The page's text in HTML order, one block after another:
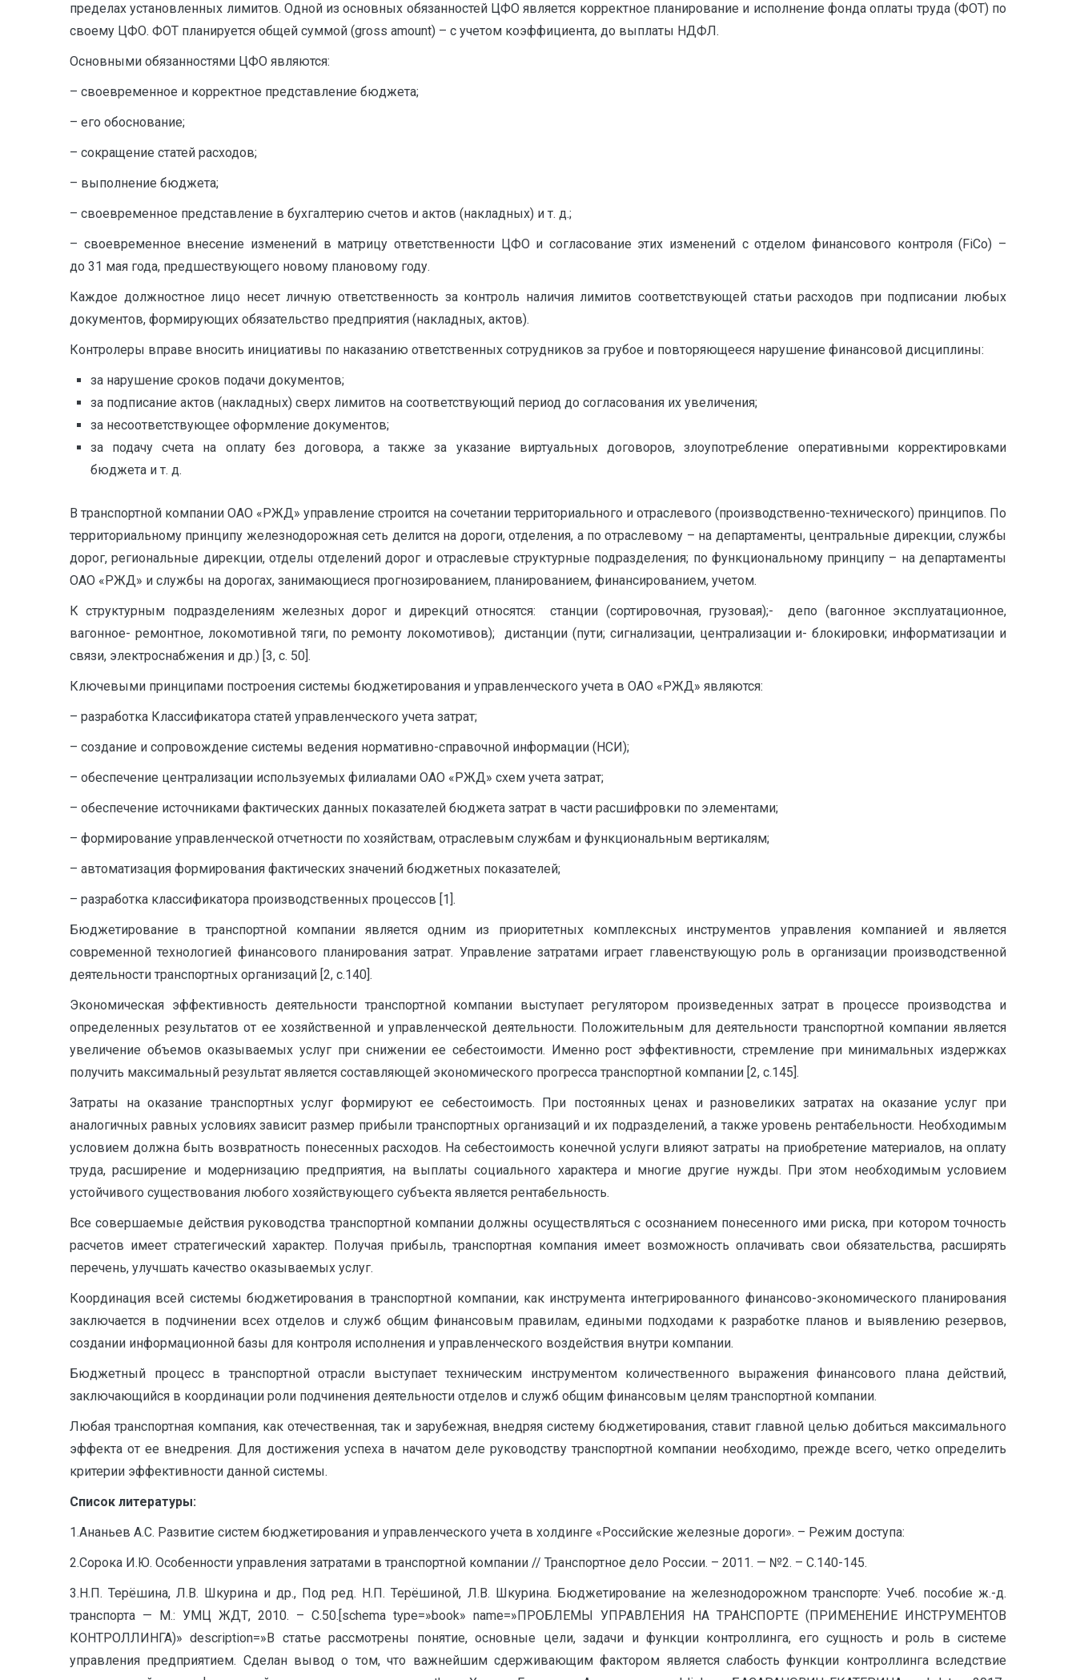
пределах установленных лимитов. Одной из основных обязанностей ЦФО является корректное планирование и исполнение фонда оплаты труда (ФОТ) по
своему ЦФО. ФОТ планируется общей суммой (gross amount) – с учетом коэффициента, до выплаты НДФЛ.
Основными обязанностями ЦФО являются:
– своевременное и корректное представление бюджета;
– его обоснование;
– сокращение статей расходов;
– выполнение бюджета;
– своевременное представление в бухгалтерию счетов и актов (накладных) и т. д.;
– своевременное внесение изменений в матрицу ответственности ЦФО и согласование этих изменений с отделом финансового контроля (FiCo) –
до 31 мая года, предшествующего новому плановому году.
Каждое должностное лицо несет личную ответственность за контроль наличия лимитов соответствующей статьи расходов при подписании любых
документов, формирующих обязательство предприятия (накладных, актов).
Контролеры вправе вносить инициативы по наказанию ответственных сотрудников за грубое и повторяющееся нарушение финансовой дисциплины:
за нарушение сроков подачи документов;
за подписание актов (накладных) сверх лимитов на соответствующий период до согласования их увеличения;
за несоответствующее оформление документов;
за подачу счета на оплату без договора, а также за указание виртуальных договоров, злоупотребление оперативными корректировками
бюджета и т. д.
В транспортной компании ОАО «РЖД» управление строится на сочетании территориального и отраслевого (производственно-технического) принципов. По
территориальному принципу железнодорожная сеть делится на дороги, отделения, а по отраслевому – на департаменты, центральные дирекции, службы
дорог, региональные дирекции, отделы отделений дорог и отраслевые структурные подразделения; по функциональному принципу – на департаменты
ОАО «РЖД» и службы на дорогах, занимающиеся прогнозированием, планированием, финансированием, учетом.
К структурным подразделениям железных дорог и дирекций относятся: станции (сортировочная, грузовая);- депо (вагонное эксплуатационное,
вагонное- ремонтное, локомотивной тяги, по ремонту локомотивов); дистанции (пути; сигнализации, централизации и- блокировки; информатизации и
связи, электроснабжения и др.) [3, с. 50].
Ключевыми принципами построения системы бюджетирования и управленческого учета в ОАО «РЖД» являются:
– разработка Классификатора статей управленческого учета затрат;
– создание и сопровождение системы ведения нормативно-справочной информации (НСИ);
– обеспечение централизации используемых филиалами ОАО «РЖД» схем учета затрат;
– обеспечение источниками фактических данных показателей бюджета затрат в части расшифровки по элементами;
– формирование управленческой отчетности по хозяйствам, отраслевым службам и функциональным вертикалям;
– автоматизация формирования фактических значений бюджетных показателей;
– разработка классификатора производственных процессов [1].
Бюджетирование в транспортной компании является одним из приоритетных комплексных инструментов управления компанией и является
современной технологией финансового планирования затрат. Управление затратами играет главенствующую роль в организации производственной
деятельности транспортных организаций [2, с.140].
Экономическая эффективность деятельности транспортной компании выступает регулятором произведенных затрат в процессе производства и
определенных результатов от ее хозяйственной и управленческой деятельности. Положительным для деятельности транспортной компании является
увеличение объемов оказываемых услуг при снижении ее себестоимости. Именно рост эффективности, стремление при минимальных издержках
получить максимальный результат является составляющей экономического прогресса транспортной компании [2, с.145].
Затраты на оказание транспортных услуг формируют ее себестоимость. При постоянных ценах и разновеликих затратах на оказание услуг при
аналогичных равных условиях зависит размер прибыли транспортных организаций и их подразделений, а также уровень рентабельности. Необходимым
условием должна быть возвратность понесенных расходов. На себестоимость конечной услуги влияют затраты на приобретение материалов, на оплату
труда, расширение и модернизацию предприятия, на выплаты социального характера и многие другие нужды. При этом необходимым условием
устойчивого существования любого хозяйствующего субъекта является рентабельность.
Все совершаемые действия руководства транспортной компании должны осуществляться с осознанием понесенного ими риска, при котором точность
расчетов имеет стратегический характер. Получая прибыль, транспортная компания имеет возможность оплачивать свои обязательства, расширять
перечень, улучшать качество оказываемых услуг.
Координация всей системы бюджетирования в транспортной компании, как инструмента интегрированного финансово-экономического планирования
заключается в подчинении всех отделов и служб общим финансовым правилам, едиными подходами к разработке планов и выявлению резервов,
создании информационной базы для контроля исполнения и управленческого воздействия внутри компании.
Бюджетный процесс в транспортной отрасли выступает техническим инструментом количественного выражения финансового плана действий,
заключающийся в координации роли подчинения деятельности отделов и служб общим финансовым целям транспортной компании.
Любая транспортная компания, как отечественная, так и зарубежная, внедряя систему бюджетирования, ставит главной целью добиться максимального
эффекта от ее внедрения. Для достижения успеха в начатом деле руководству транспортной компании необходимо, прежде всего, четко определить
критерии эффективности данной системы.
Список литературы:
1.Ананьев А.С. Развитие систем бюджетирования и управленческого учета в холдинге «Российские железные дороги». – Режим доступа:
2.Сорока И.Ю. Особенности управления затратами в транспортной компании // Транспортное дело России. – 2011. — №2. – С.140-145.
3.Н.П. Терёшина, Л.В. Шкурина и др., Под ред. Н.П. Терёшиной, Л.В. Шкурина. Бюджетирование на железнодорожном транспорте: Учеб. пособие ж.-д.
транспорта — М.: УМЦ ЖДТ, 2010. – С.50.[schema type=»book» name=»ПРОБЛЕМЫ УПРАВЛЕНИЯ НА ТРАНСПОРТЕ (ПРИМЕНЕНИЕ ИНСТРУМЕНТОВ
КОНТРОЛЛИНГА)» description=»В статье рассмотрены понятие, основные цели, задачи и функции контроллинга, его сущность и роль в системе
управления предприятием. Сделан вывод о том, что важнейшим сдерживающим фактором является слабость функции контроллинга вследствие